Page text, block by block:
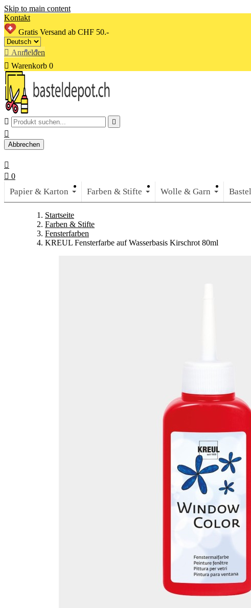
Skip to main content
Kontakt
Gratis Versand ab CHF 50.-
 Anmelden
 Warenkorb 0
 

Abbrechen

 0
Papier & Karton Farben & Stifte Wolle & Garn
Startseite
Farben & Stifte
Fensterfarben
KREUL Fensterfarbe auf Wasserbasis Kirschrot 80ml